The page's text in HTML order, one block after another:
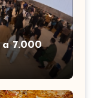
7.000